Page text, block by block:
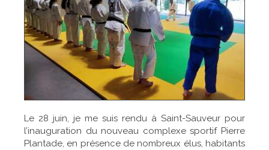
Le 28 juin, je me suis rendu à Saint-Sauveur pour
l’inauguration du nouveau complexe sportif Pierre
Plantade, en présence de nombreux élus, habitants